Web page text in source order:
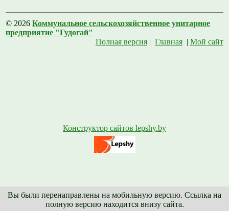
© 2026Коммунальное сельскохозяйственное унитарное
предприятие "Гудогай"
Полная версия| Главная| Мой сайт
Вы были перенаправлены на мобильную версию. Ссылка на
полную версию находится внизу сайта.
Конструктор сайтов lepshy.by